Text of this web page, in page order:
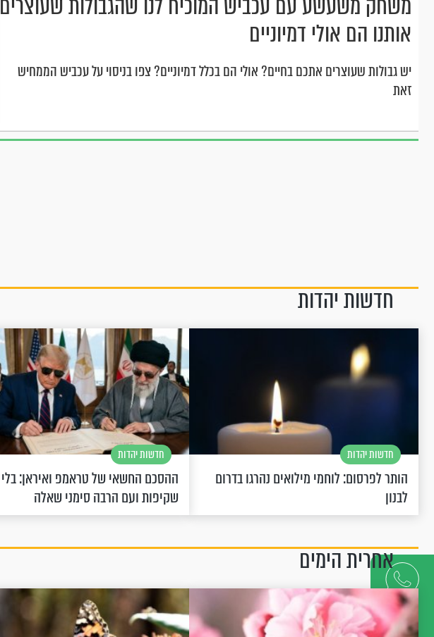
דברו
איתנו
אותנו הם אולי דמיוניים
יש גבולות שעוצרים אתכם בחיים? אולי הם בכלל דמיוניים? צפו בניסוי על עכביש הממחיש
זאת
חדשות יהדות
חדשות יהדות
הותר לפרסום: לוחמי מילואים נהרגו בדרום
לבנון
חדשות יהדות
ההסכם החשאי של טראמפ ואיראן: בלי
שקיפות ועם הרבה סימני שאלה
אחרית הימים